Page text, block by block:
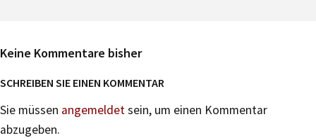
Keine Kommentare bisher
SCHREIBEN SIE EINEN KOMMENTAR
Sie müssen angemeldetsein, um einen Kommentar
abzugeben.